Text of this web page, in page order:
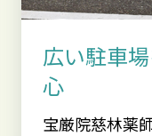
広い駐車
心
宝厳院慈林薬